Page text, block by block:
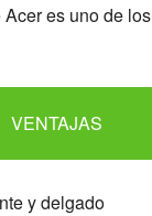
es uno de los
VENTAJAS
y delgado